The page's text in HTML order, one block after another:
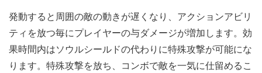
発動すると周囲の敵の動きが遅くなり、アクションアビリ
ティを放つ毎にプレイヤーの与ダメージが増加します。効
果時間内はソウルシールドの代わりに特殊攻撃が可能にな
ります。特殊攻撃を放ち、コンボで敵を一気に仕留めるこ